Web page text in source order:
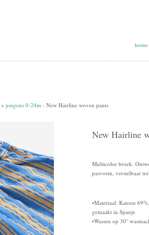
home
> jongens 0-24m - New Hairline woven pants
New Hairline
Multicolor broek.
pasvorm, verstelbaar
•Materiaal: Katoen
gemaakt in Spanje
•Wassen op 30°